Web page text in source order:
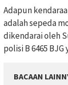
Adapun
adalah sepeda
dikendarai oleh
polisi B 6465
BACAAN